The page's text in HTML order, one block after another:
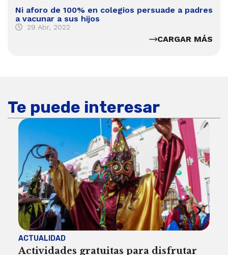
Ni aforo de 100% en colegios persuade a padres
a vacunar a sus hijos
29 Abr, 2022
CARGAR MÁS
Te puede interesar
ACTUALIDAD
Actividades gratuitas para disfrutar